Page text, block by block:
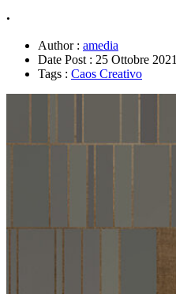
.
Author : amedia
Date Post : 25 Ottobre 2021
Tags : Caos Creativo